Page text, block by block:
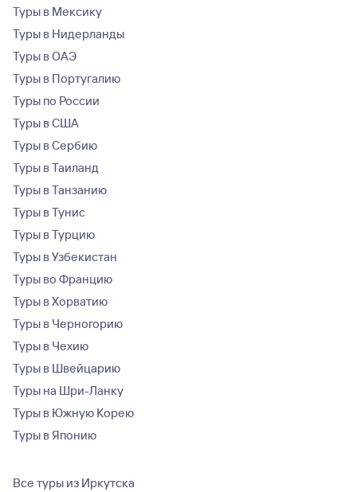
Туры в Мексику
Туры в Нидерланды
Туры в ОАЭ
Туры в Португалию
Туры по России
Туры в США
Туры в Сербию
Туры в Таиланд
Туры в Танзанию
Туры в Тунис
Туры в Турцию
Туры в Узбекистан
Туры во Францию
Туры в Хорватию
Туры в Черногорию
Туры в Чехию
Туры в Швейцарию
Туры на Шри-Ланку
Туры в Южную Корею
Туры в Японию
Все туры из Иркутска